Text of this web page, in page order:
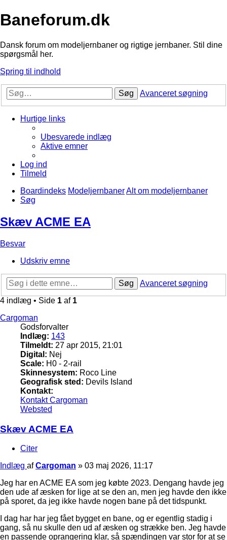
Baneforum.dk
Dansk forum om modeljernbaner og rigtige jernbaner. Stil dine
spørgsmål her.
Spring til indhold
Søg Avanceret søgning
Hurtige links
Ubesvarede indlæg
Aktive emner
Log ind
Tilmeld
Boardindeks ModeljernbanerAlt om modeljernbaner
Søg
Skæv ACME EA
Besvar
Udskriv emne
Søg
Avanceret søgning
4 indlæg • Side 1 af 1
Cargoman
Godsforvalter
Indlæg: 143
Tilmeldt: 27 apr 2015, 21:01
Digital: Nej
Scale: H0 - 2-rail
Skinnesystem: Roco Line
Geografisk sted: Devils Island
Kontakt:
Kontakt Cargoman
Websted
Skæv ACME EA
Citer
Indlæg afCargoman » 03 maj 2026, 11:17
Jeg har en ACME EA som jeg købte 2023. Dengang havde jeg
den ude af æsken for lige at se den an, men jeg havde den ikke
på sporet, da jeg ikke havde nogen bane på det tidspunkt.
I dag har har jeg fået bygget en bane, og er egentlig stadig i
gang, så nu skulle den ud af æsken og strække ben. Jeg havde
en passende oprangering klar, så spændingen var stor for at se